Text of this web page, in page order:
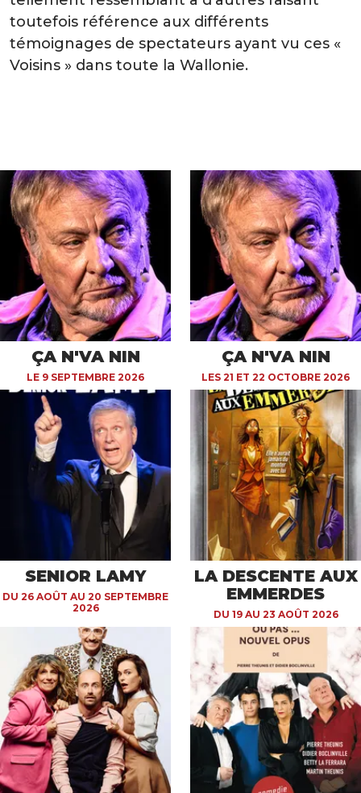
toutefois référence aux différents
témoignages de spectateurs ayant vu ces «
Voisins » dans toute la Wallonie.
ÇA N'VA NIN
LE 9 SEPTEMBRE 2026
ÇA N'VA NIN
LES 21 ET 22 OCTOBRE 2026
SENIOR LAMY
DU 26 AOÛT AU 20 SEPTEMBRE
2026
LA DESCENTE AUX
EMMERDES
DU 19 AU 23 AOÛT 2026